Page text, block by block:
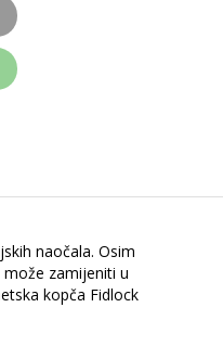
naočala. Osim
zamijeniti u
kopča Fidlock